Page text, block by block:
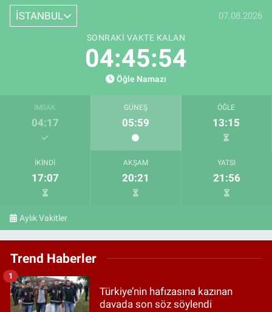
İSTANBUL 07.08.2026
SONRAKI VAKTE KALAN
04:45:53
Öğle Namazı
İMSAK
04:17
GÜNEŞ
05:59
ÖĞLE
13:15
İKINDI
17:07
AKŞAM
20:21
YATSI
21:56
Aylık Vakitler
Trend Haberler
Türkiye’nin hafızasına kazınan
davada son söz söylendi
1